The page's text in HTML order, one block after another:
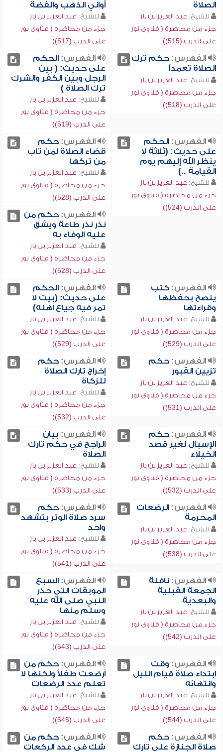
الصلاة
للشيخ: عبد العزيز بن باز
جزء من محاضرة ( فتاوى نور
على الدرب (515))
أواني الذهب والفضة
للشيخ: عبد العزيز بن باز
جزء من محاضرة ( فتاوى نور
على الدرب (517))
الفهرس:حكم ترك
الصلاة تعمداً
للشيخ: عبد العزيز بن باز
جزء من محاضرة ( فتاوى نور
على الدرب (518))
الفهرس:الحكم
على حديث: ( بين
الرجل وبين الكفر والشرك
ترك الصلاة )
للشيخ: عبد العزيز بن باز
جزء من محاضرة ( فتاوى نور
على الدرب (519))
الفهرس:الحكم
على حديث: (ثلاثة لا
ينظر الله إليهم يوم
القيامة ..)
للشيخ: عبد العزيز بن باز
جزء من محاضرة ( فتاوى نور
على الدرب (524))
الفهرس:حكم
قضاء الصلاة لمن تاب
من تركها
للشيخ: عبد العزيز بن باز
جزء من محاضرة ( فتاوى نور
على الدرب (528))
الفهرس:حكم من
نذر نذر طاعة ويشق
عليه الوفاء به
للشيخ: عبد العزيز بن باز
جزء من محاضرة ( فتاوى نور
على الدرب (528))
الفهرس:كتب
ينصح بحفظها
وقراءتها
للشيخ: عبد العزيز بن باز
جزء من محاضرة ( فتاوى نور
على الدرب (529))
الفهرس:الحكم
على حديث: (بيت لا
تمر فيه جياع أهله)
للشيخ: عبد العزيز بن باز
جزء من محاضرة ( فتاوى نور
على الدرب (529))
الفهرس:حكم
تزيين القبور
للشيخ: عبد العزيز بن باز
جزء من محاضرة ( فتاوى نور
على الدرب (531))
الفهرس:حكم
إخراج تارك الصلاة
للزكاة
للشيخ: عبد العزيز بن باز
جزء من محاضرة ( فتاوى نور
على الدرب (532))
الفهرس:حكم
الإسبال لغير قصد
الخيلاء
للشيخ: عبد العزيز بن باز
جزء من محاضرة ( فتاوى نور
على الدرب (532))
الفهرس: بيان
الراجح في حكم تارك
الصلاة
للشيخ: عبد العزيز بن باز
جزء من محاضرة ( فتاوى نور
على الدرب (533))
الفهرس:الرضعات
المحرمة
للشيخ: عبد العزيز بن باز
جزء من محاضرة ( فتاوى نور
على الدرب (538))
الفهرس:حكم
سرد صلاة الوتر بتشهد
واحد
للشيخ: عبد العزيز بن باز
جزء من محاضرة ( فتاوى نور
على الدرب (541))
الفهرس:نافلة
الجمعة القبلية
والبعدية
للشيخ: عبد العزيز بن باز
جزء من محاضرة ( فتاوى نور
على الدرب (542))
الفهرس:السبع
الموبقات التي حذر
النبي صلى الله عليه
وسلم منها
للشيخ: عبد العزيز بن باز
جزء من محاضرة ( فتاوى نور
على الدرب (543))
الفهرس: وقت
ابتداء صلاة قيام الليل
وانتهائه
للشيخ: عبد العزيز بن باز
جزء من محاضرة ( فتاوى نور
على الدرب (544))
الفهرس:حكم من
أرضعت طفلاً ولكنها لا
تعلم عدد الرضعات
للشيخ: عبد العزيز بن باز
جزء من محاضرة ( فتاوى نور
على الدرب (545))
الفهرس:حكم
صلاة الجنازة على تارك
الفهرس:حكم من
شك في عدد الركعات